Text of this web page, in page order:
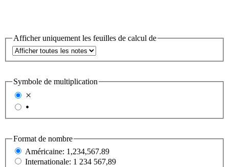
Afficher uniquement les feuilles de calcul de
Symbole de multiplication
×
•
Format de nombre
Américaine: 1,234,567.89
Internationale: 1 234 567,89